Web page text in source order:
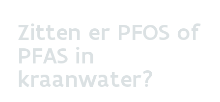
Zitten er PFOS of
PFAS in
kraanwater?